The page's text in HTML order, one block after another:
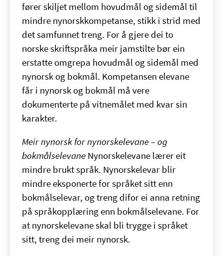
fører skiljet mellom hovudmål og sidemål til
mindre nynorskkompetanse, stikk i strid med
det samfunnet treng. For å gjere dei to
norske skriftspråka meir jamstilte bør ein
erstatte omgrepa hovudmål og sidemål med
nynorsk og bokmål. Kompetansen elevane
får i nynorsk og bokmål må vere
dokumenterte på vitnemålet med kvar sin
karakter.
Meir nynorsk for nynorskelevane – og
bokmålselevane Nynorskelevane lærer eit
mindre brukt språk. Nynorskelevar blir
mindre eksponerte for språket sitt enn
bokmålselevar, og treng difor ei anna retning
på språkopplæring enn bokmålselevane. For
at nynorskelevane skal bli trygge i språket
sitt, treng dei meir nynorsk.